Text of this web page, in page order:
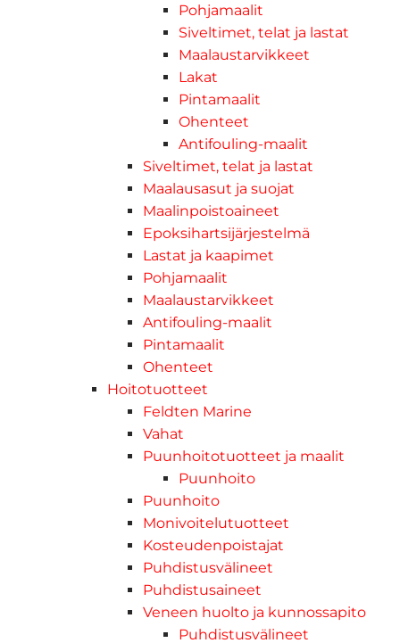
Pohjamaalit
Siveltimet, telat ja lastat
Maalaustarvikkeet
Lakat
Pintamaalit
Ohenteet
Antifouling-maalit
Siveltimet, telat ja lastat
Maalausasut ja suojat
Maalinpoistoaineet
Epoksihartsijärjestelmä
Lastat ja kaapimet
Pohjamaalit
Maalaustarvikkeet
Antifouling-maalit
Pintamaalit
Ohenteet
Hoitotuotteet
Feldten Marine
Vahat
Puunhoitotuotteet ja maalit
Puunhoito
Puunhoito
Monivoitelutuotteet
Kosteudenpoistajat
Puhdistusvälineet
Puhdistusaineet
Veneen huolto ja kunnossapito
Puhdistusvälineet